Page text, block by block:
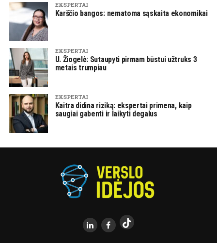
EKSPERTAI
Karščio bangos: nematoma sąskaita ekonomikai
EKSPERTAI
U. Žiogelė: Sutaupyti pirmam būstui užtruks 3
metais trumpiau
EKSPERTAI
Kaitra didina riziką: ekspertai primena, kaip
saugiai gabenti ir laikyti degalus